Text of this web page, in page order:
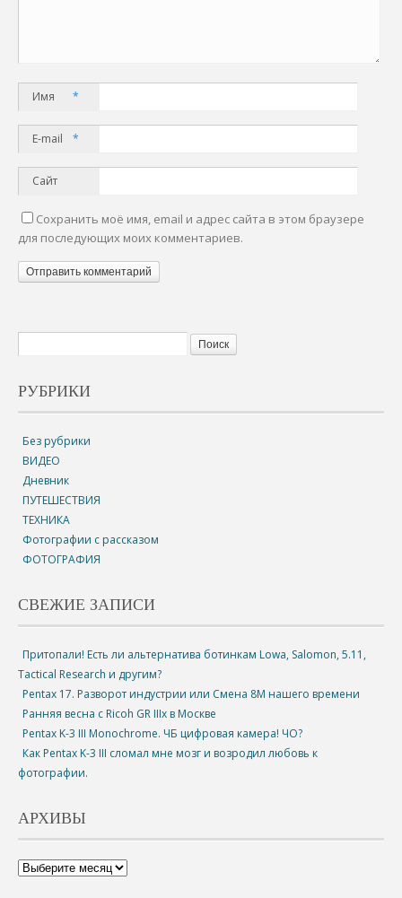
Имя *
E-mail *
Сайт
Сохранить моё имя, email и адрес сайта в этом браузере
для последующих моих комментариев.
РУБРИКИ
Без рубрики
ВИДЕО
Дневник
ПУТЕШЕСТВИЯ
ТЕХНИКА
Фотографии с рассказом
ФОТОГРАФИЯ
СВЕЖИЕ ЗАПИСИ
Притопали! Есть ли альтернатива ботинкам Lowa, Salomon, 5.11,
Tactical Research и другим?
Pentax 17. Разворот индустрии или Смена 8М нашего времени
Ранняя весна с Ricoh GR IIIx в Москве
Pentax K-3 III Monochrome. ЧБ цифровая камера! ЧО?
Как Pentax K-3 III сломал мне мозг и возродил любовь к
фотографии.
АРХИВЫ